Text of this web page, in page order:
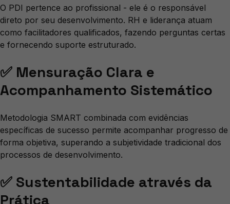
O PDI pertence ao profissional - ele é o responsável
direto por seu desenvolvimento. RH e liderança atuam
como facilitadores qualificados, fazendo perguntas certas
e fornecendo suporte estruturado.
✅ Mensuração Clara e
Acompanhamento Sistemático
Metodologia SMART combinada com evidências
específicas de sucesso permite acompanhar progresso de
forma objetiva, superando a subjetividade tradicional dos
processos de desenvolvimento.
✅ Sustentabilidade através da
Prática